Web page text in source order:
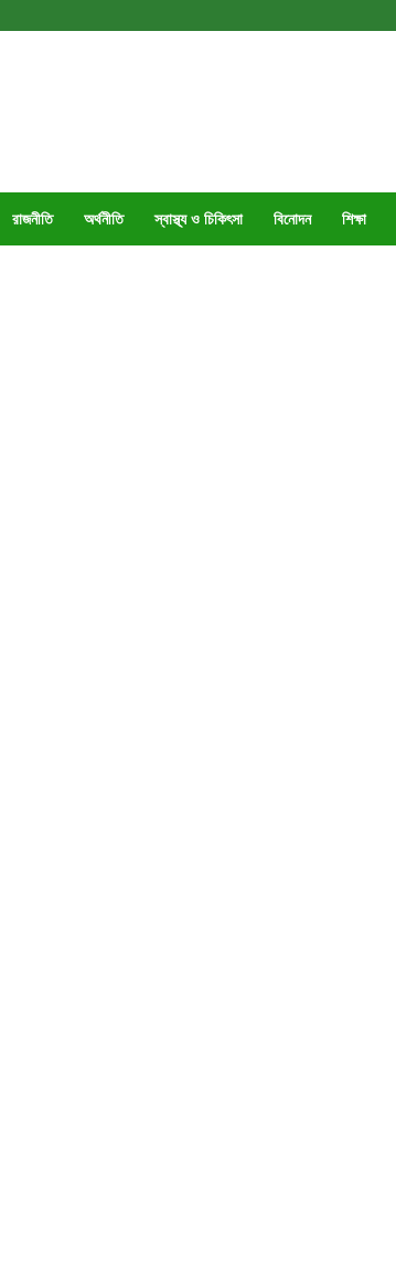
রাজনীতি অর্থনীতি স্বাস্থ্য ও চিকিৎসা বিনোদন শিক্ষা